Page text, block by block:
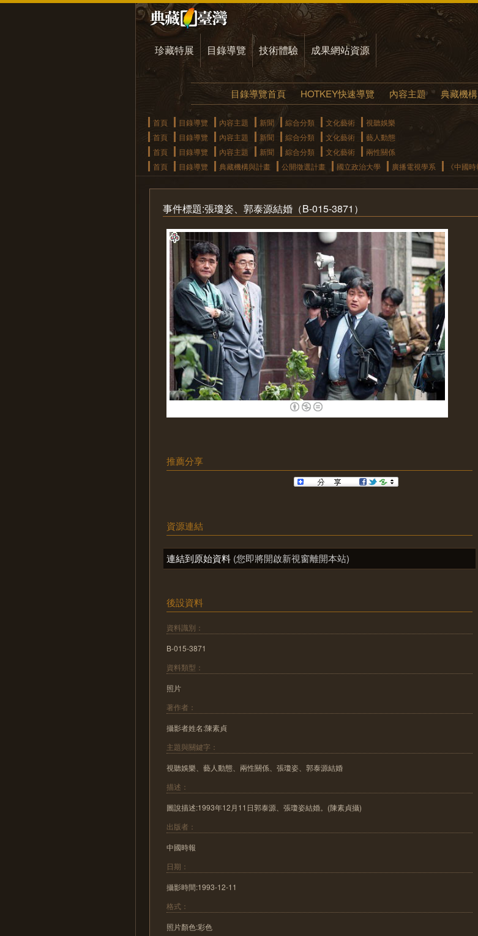
珍藏特展 目錄導覽 技術體驗 成果網站資源
目錄導覽首頁 HOTKEY快速導覽 內容主題 典藏機構
首頁 目錄導覽 內容主題 新聞 綜合分類 文化藝術
視聽娛樂
首頁
目錄導覽 內容主題 新聞 綜合分類 文化藝術
藝人動態
首頁
目錄導覽 內容主題 新聞 綜合分類 文化藝術
兩性關係
首頁
目錄導覽 典藏機構與計畫 公開徵選計畫 國立政治大學 廣播電視學系 《中國
事件標題:張瓊姿、郭泰源結婚（B-015-3871）
推薦分享
資源連結
連結到原始資料 (您即將開啟新視窗離開本站)
後設資料
資料識別：
B-015-3871
資料類型：
照片
著作者：
攝影者姓名:陳素貞
主題與關鍵字：
視聽娛樂、藝人動態、兩性關係、張瓊姿、郭泰源結婚
描述：
圖說描述:1993年12月11日郭泰源、張瓊姿結婚。(陳素貞攝)
出版者：
中國時報
日期：
攝影時間:1993-12-11
格式：
照片顏色:彩色